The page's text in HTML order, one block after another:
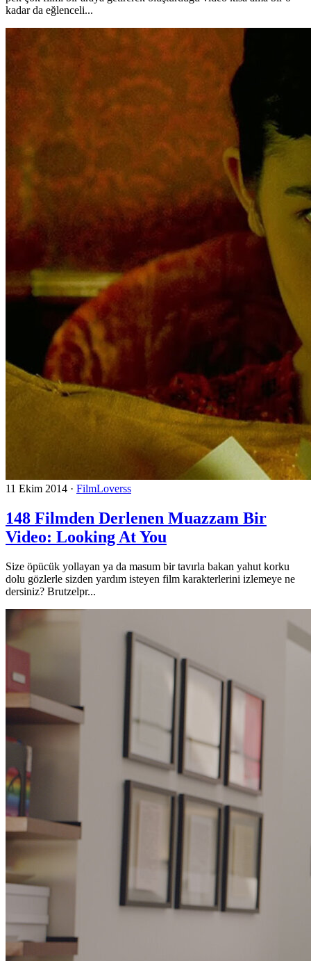
kadar da eğlenceli...
11 Ekim 2014 · FilmLoverss
148 Filmden Derlenen Muazzam Bir
Video: Looking At You
Size öpücük yollayan ya da masum bir tavırla bakan yahut korku
dolu gözlerle sizden yardım isteyen film karakterlerini izlemeye ne
dersiniz? Brutzelpr...